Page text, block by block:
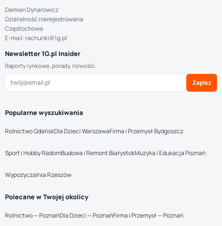
Damian Dynarowicz
Działalność nierejestrowana
Częstochowa
E-mail: rachunki@1g.pl
Newsletter 1G.pl Insider
Raporty rynkowe, porady, nowości.
Zapisz
Popularne wyszukiwania
Rolnictwo GdańskDla Dzieci WarszawaFirma i Przemysł Bydgoszcz
Sport i Hobby RadomBudowa i Remont BiałystokMuzyka i Edukacja Poznań
Wypożyczalnia Rzeszów
Polecane w Twojej okolicy
Rolnictwo — PoznańDla Dzieci — PoznańFirma i Przemysł — Poznań